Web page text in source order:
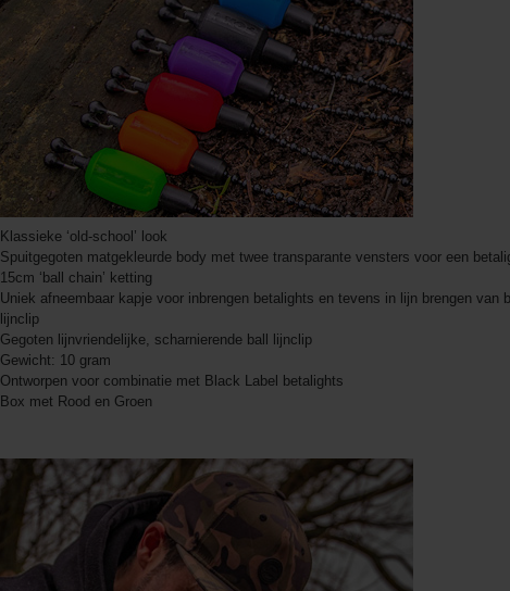
Klassieke ‘old-school’ look
Spuitgegoten matgekleurde body met twee transparante vensters voor een
15cm ‘ball chain’ ketting
Uniek afneembaar kapje voor inbrengen betalights en tevens in lijn brengen van
lijnclip
Gegoten lijnvriendelijke, scharnierende ball lijnclip
Gewicht: 10 gram
Ontworpen voor combinatie met Black Label betalights
Box met Rood en Groen